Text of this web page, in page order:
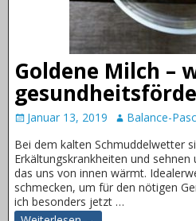
Goldene Milch –
Januar 13, 2019
Balance-
Bei dem kalten Schmuddelwetter
Erkältungskrankheiten und
das uns von innen wärmt.
schmecken, um für den nötigen
ich besonders jetzt …